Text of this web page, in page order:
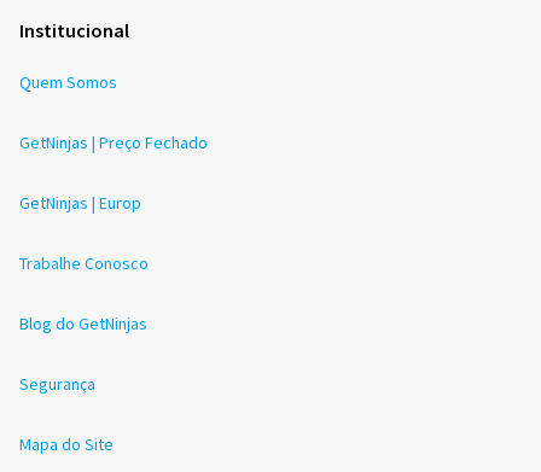
Institucional
Quem Somos
GetNinjas | Preço Fechado
GetNinjas | Europ
Trabalhe Conosco
Blog do GetNinjas
Segurança
Mapa do Site